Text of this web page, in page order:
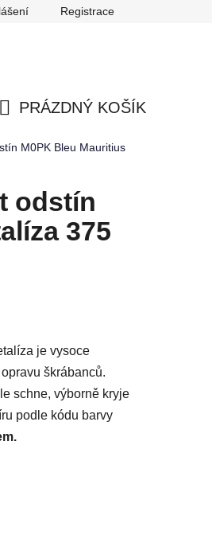
Odstoupení od smlouvy
Registrace
PRÁZDNÝ KOŠÍK
M0PK Bleu Mauritius
odstín
375
je vysoce
škrábanců.
schne, výborně kryje
podle kódu barvy